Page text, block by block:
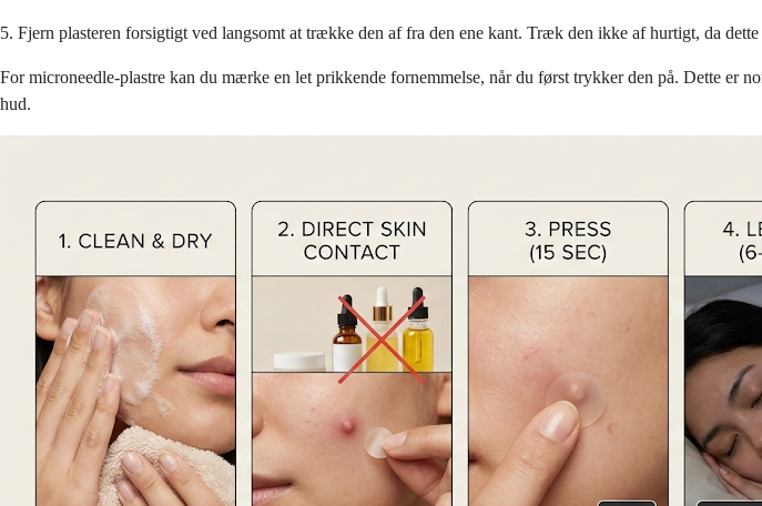
5. Fjern plasteren forsigtigt ved langsomt at trække den af fra den ene kant. Træk den ikke af hurtigt, da
For microneedle-plastre kan du mærke en let prikkende fornemmelse, når du først trykker den på. Dette er
hud.